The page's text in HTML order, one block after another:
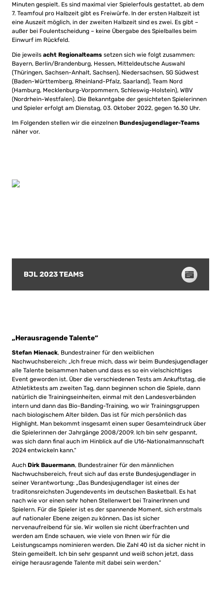
Minuten gespielt. Es sind maximal vier Spielerfouls gestattet, ab dem
7. Teamfoul pro Halbzeit gibt es Freiwürfe. In der ersten Halbzeit ist
eine Auszeit möglich, in der zweiten Halbzeit sind es zwei. Es gibt –
außer bei Foulentscheidung – keine Übergabe des Spielballes beim
Einwurf im Rückfeld.
Die jeweils acht Regionalteams setzen sich wie folgt zusammen:
Bayern, Berlin/Brandenburg, Hessen, Mitteldeutsche Auswahl
(Thüringen, Sachsen-Anhalt, Sachsen), Niedersachsen, SG Südwest
(Baden-Württemberg, Rheinland-Pfalz, Saarland), Team Nord
(Hamburg, Mecklenburg-Vorpommern, Schleswig-Holstein), WBV
(Nordrhein-Westfalen). Die Bekanntgabe der gesichteten Spielerinnen
und Spieler erfolgt am Dienstag, 03. Oktober 2022, gegen 16.30 Uhr.
Im Folgenden stellen wir die einzelnen Bundesjugendlager-Teams
näher vor.
BJL 2023 TEAMS
„Herausragende Talente“
Stefan Mienack, Bundestrainer für den weiblichen
Nachwuchsbereich: „Ich freue mich, dass wir beim Bundesjugendlager
alle Talente beisammen haben und dass es so ein vielschichtiges
Event geworden ist. Über die verschiedenen Tests am Ankuftstag, die
Athletiktests am zweiten Tag, dann beginnen schon die Spiele, dann
natürlich die Trainingseinheiten, einmal mit den Landesverbänden
intern und dann das Bio-Banding-Training, wo wir Trainingsgruppen
nach biologischem Alter bilden. Das ist für mich persönlich das
Highlight. Man bekommt insgesamt einen super Gesamteindruck über
die Spielerinnen der Jahrgänge 2008/2009. Ich bin sehr gespannt,
was sich dann final auch im Hinblick auf die U16-Nationalmannschaft
2024 entwickeln kann.“
Auch Dirk Bauermann, Bundestrainer für den männlichen
Nachwuchsbereich, freut sich auf das erste Bundesjugendlager in
seiner Verantwortung: „Das Bundesjugendlager ist eines der
traditonsreichsten Jugendevents im deutschen Basketball. Es hat
nach wie vor einen sehr hohen Stellenwert bei TrainerInnen und
Spielern. Für die Spieler ist es der spannende Moment, sich erstmals
auf nationaler Ebene zeigen zu können. Das ist sicher
nervenaufreibend für sie. Wir wollen sie nicht überfrachten und
werden am Ende schauen, wie viele von Ihnen wir für die
Leistungscamps nominieren werden. Die Zahl 40 ist da sicher nicht in
Stein gemeißelt. Ich bin sehr gespannt und weiß schon jetzt, dass
einige herausragende Talente mit dabei sein werden.“